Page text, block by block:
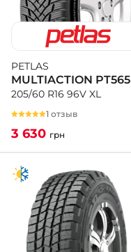
PETLAS
MULTIACTION PT565
205/60 R16 96V XL
1 отзыв
3 630 грн